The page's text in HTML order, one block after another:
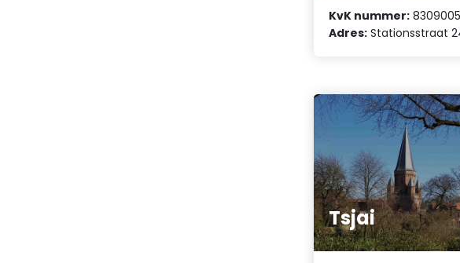
KvK nummer:
Adres: Stationsstraat
Tsjai